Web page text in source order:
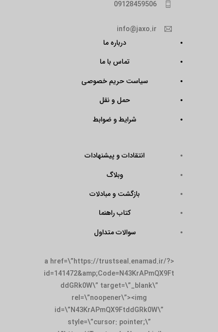
09128459506
info@jaxo.ir
درباره ما
تماس با ما
سیاست حریم خصوصی
حمل و نقل
شرایط و ضوابط
انتقادات و پیشنهادات
وبلاگ
بازگشت و مبادلات
کتاب راهنما
سوالات متداول
<a href=\”https://trustseal.enamad.ir/?
id=141472&amp;Code=N43KrAPmQX9Ft
ddGRk0W\” target=\”_blank\”
rel=\”noopener\”><img
id=\”N43KrAPmQX9FtddGRk0W\”
style=\”cursor: pointer;\”